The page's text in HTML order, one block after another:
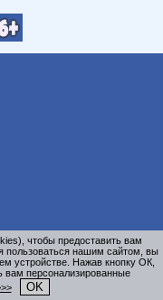
чтобы предоставить вам
пользоваться нашим сайтом, вы
устройстве. Нажав кнопку ОК,
вам персонализированные
OK